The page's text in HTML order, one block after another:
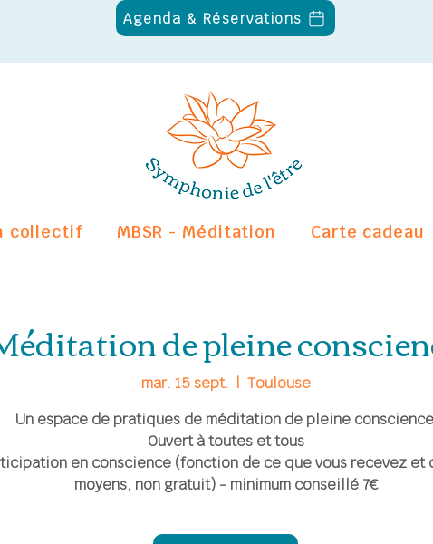
Agenda & Réservations
collectif MBSR - Méditation Carte cadeau
de pleine
mar. 15 sept.
  |
Toulouse
Un espace de pratiques de méditation de pleine
Ouvert à toutes et tous
en conscience (fonction de ce que vous recevez et
moyens, non gratuit) - minimum conseillé 7€